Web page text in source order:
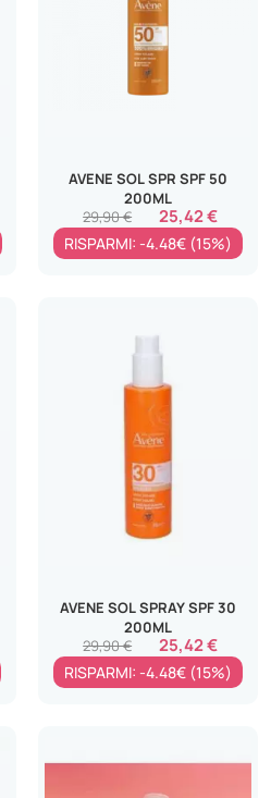
AVENE SOL SPR SPF 50
200ML
25,42 €
29,90 €
RISPARMI: -4.48€ (15%)
AVENE SOL SPRAY SPF 30
200ML
25,42 €
29,90 €
RISPARMI: -4.48€ (15%)